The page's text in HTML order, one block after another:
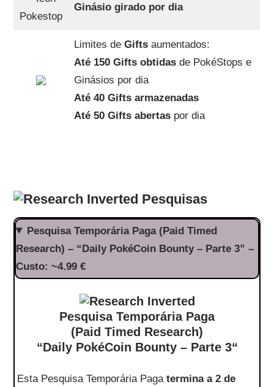
Ginásio girado por dia
Limites deGifts aumentados:
Até 150 Gifts obtidas de PokéStops e
Ginásios por dia
Até 40 Gifts armazenadas
Até 50 Gifts abertas por dia
Pesquisas
Pesquisa Temporária Paga (Paid Timed
Research) – “Daily PokéCoin Bounty – Parte 3” –
Custo: ~4.99 €
Pesquisa Temporária Paga
(Paid Timed Research)
“Daily PokéCoin Bounty – Parte 3“
Esta Pesquisa Temporária Paga termina a 2 de